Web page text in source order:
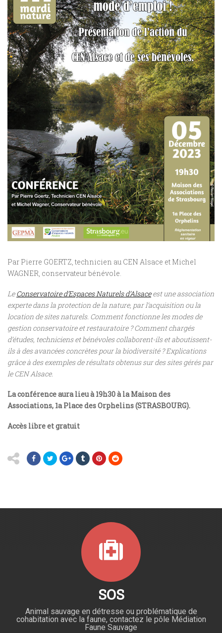
Par Pierre GOERTZ, technicien au CEN Alsace et Michel
WAGNER, conservateur bénévole.
LeConservatoire d’Espaces Naturels d’Alsaceest une association
experte dans la protection de la nature, par l’acquisition ou la
location de sites naturels. Comment fonctionne les modes de
gestion conservatoire et restauratoire ? Comment chargés
d’études, techniciens et bénévoles collaborent-ils et aboutissent-
ils à des avancées concrètes pour la biodiversité ? Explications
grâce à des exemples de résultats obtenus sur des sites gérés par
le CEN Alsace.
La conférence aura lieu à 19h30 à la Maison des
Associations, 1a Place des Orphelins (STRASBOURG).
Accès libre et gratuit
SOS
Animal sauvage en détresse ou problématique de
cohabitation avec la faune, contactez le pôle Médiation
Faune Sauvage